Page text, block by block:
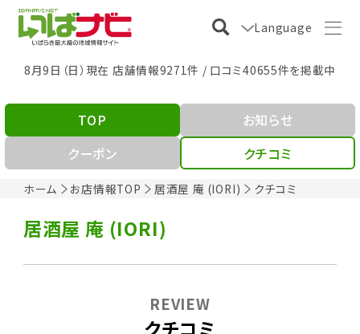
Language
8月9日（日）現在 店舗情報9271件 / 口コミ40655件を掲載中
ホーム お店情報TOP 居酒屋 庵 (IORI) クチコミ
TOP
お知らせ
クーポン
クチコミ
居酒屋 庵 (IORI)
クチコミ
REVIEW